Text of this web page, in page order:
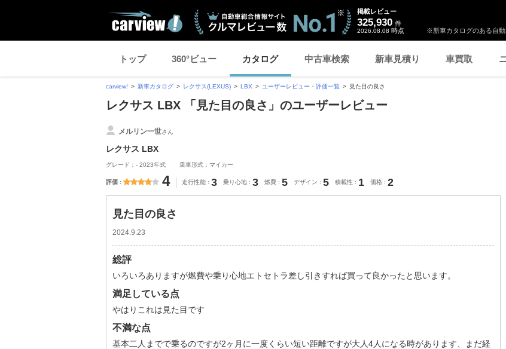
※新車カタログのある自動
掲載レビュー
325,930 件
2026.08.08 時点
トップ 360°ビュー カタログ 中古車検索 新車見積り 車買取
carview! 新車カタログ レクサス(LEXUS) LBX ユーザーレビュー・評価一覧 見た目の良さ
レクサス LBX 「見た目の良さ」のユーザーレビュー
メルリン一世さん
レクサス LBX
グレード：- 2023年式 乗車形式：マイカー
評価 4 走行性能 3 乗り心地 3 燃費 5 デザイン 5 積載性 1 価格 2
見た目の良さ
2024.9.23
総評
いろいろありますが燃費や乗り心地エトセトラ差し引きすれば買って良かったと思います。
満足している点
やはりこれは見た目です
不満な点
基本二人までで乗るのですが2ヶ月に一度くらい短い距離ですが大人4人になる時があります、まだ経